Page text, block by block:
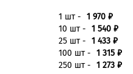
1 шт - 1 970 ₽
10 шт - 1 540 ₽
25 шт - 1 433 ₽
100 шт - 1 315 ₽
250 шт - 1 273 ₽